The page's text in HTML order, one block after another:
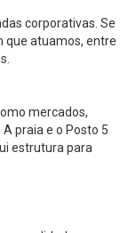
corporativas. Se
que atuamos, entre
mercados,
praia e o Posto 5
estrutura para